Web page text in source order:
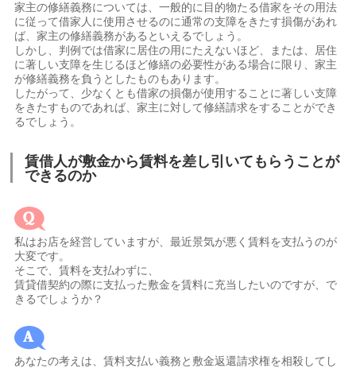
家主の修繕義務については、一般的に目的物たる借家をその用法
に従って借家人に使用させるのに通常の支障をきたす損傷があれ
ば、家主の修繕義務があるといえるでしょう。
しかし、判例では借家に居住の用にたえないほど、または、居住
に著しい支障を生じるほど修繕の必要性がある場合に限り、家主
が修繕義務を負うとしたものもあります。
したがって、少なくとも借家の損傷が使用することに著しい支障
をきたすものであれば、家主に対して修繕請求をすることができ
るでしょう。
賃借人が敷金から賃料を差し引いてもらうことが
できるのか
私はお店を経営していますが、最近景気が悪く賃料を支払うのが
大変です。
そこで、賃料を支払わずに、
賃貸借契約の際に支払った敷金を賃料に充当したいのですが、で
きるでしょうか？
あなたの考えは、賃料支払い義務と敷金返還請求権を相殺してし